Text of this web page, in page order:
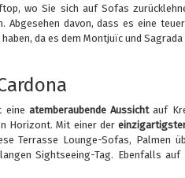
wo Sie sich auf Sofas
Abgesehen davon, dass es eine
da es dem Montjuïc und
eine atemberaubende Aussichtauf
Horizont. Mit einer der
Terrasse Lounge-Sofas, Palmen
Sightseeing-Tag. Ebenfalls